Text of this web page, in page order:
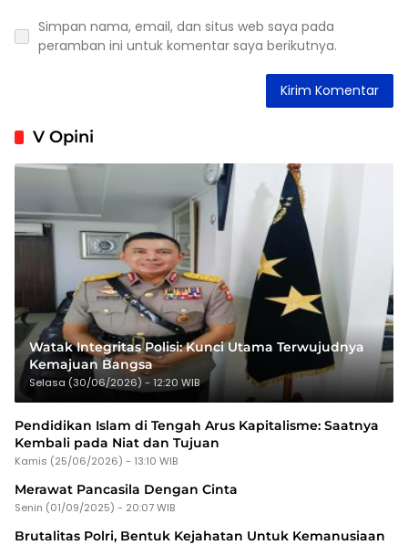
Simpan nama, email, dan situs web saya pada
peramban ini untuk komentar saya berikutnya.
V Opini
Watak Integritas Polisi: Kunci Utama Terwujudnya
Kemajuan Bangsa
Selasa (30/06/2026) - 12:20 WIB
Pendidikan Islam di Tengah Arus Kapitalisme: Saatnya
Kembali pada Niat dan Tujuan
Kamis (25/06/2026) - 13:10 WIB
Merawat Pancasila Dengan Cinta
Senin (01/09/2025) - 20:07 WIB
Brutalitas Polri, Bentuk Kejahatan Untuk Kemanusiaan